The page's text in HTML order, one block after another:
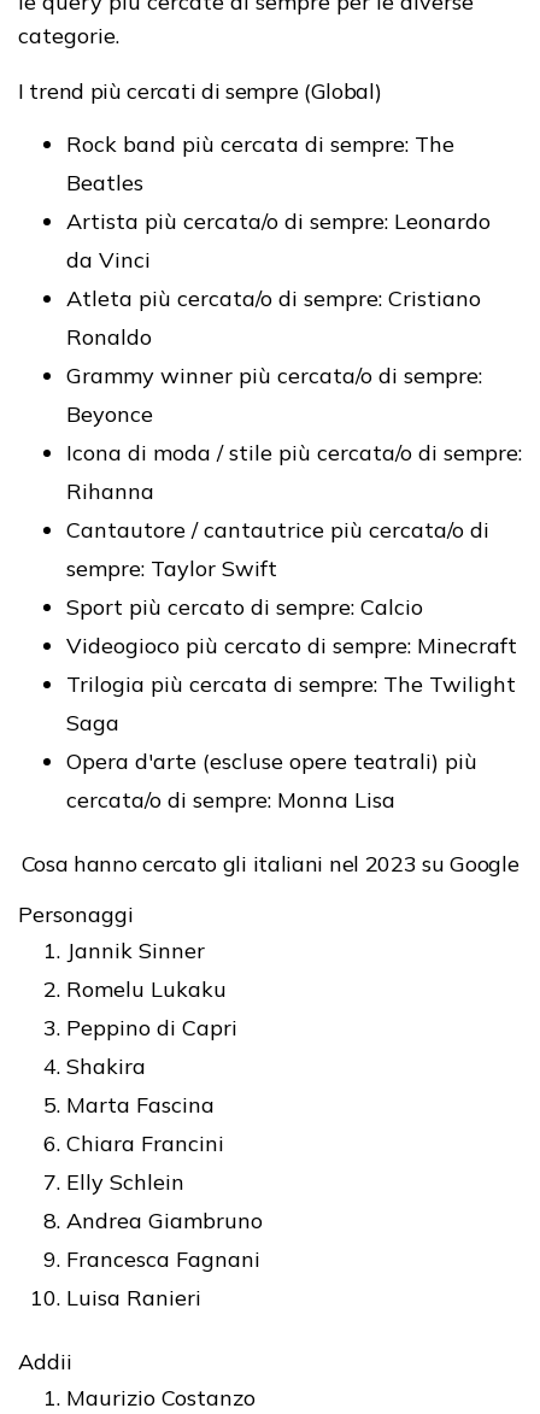
categorie.
I trend più cercati di sempre (Global)
Rock band più cercata di sempre: The
Beatles
Artista più cercata/o di sempre: Leonardo
da Vinci
Atleta più cercata/o di sempre: Cristiano
Ronaldo
Grammy winner più cercata/o di sempre:
Beyonce
Icona di moda / stile più cercata/o di sempre:
Rihanna
Cantautore / cantautrice più cercata/o di
sempre: Taylor Swift
Sport più cercato di sempre: Calcio
Videogioco più cercato di sempre: Minecraft
Trilogia più cercata di sempre: The Twilight
Saga
Opera d'arte (escluse opere teatrali) più
cercata/o di sempre: Monna Lisa
Cosa hanno cercato gli italiani nel 2023 su Google
Personaggi
Jannik Sinner
Romelu Lukaku
Peppino di Capri
Shakira
Marta Fascina
Chiara Francini
Elly Schlein
Andrea Giambruno
Francesca Fagnani
Luisa Ranieri
Addii
Maurizio Costanzo